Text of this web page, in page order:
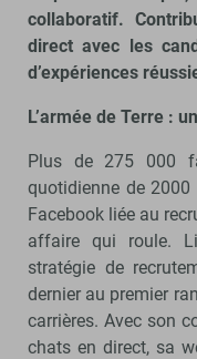
collaboratif.
direct avec les
d’expériences
L’armée de Terre :
Plus de 275 000
quotidienne de
Facebook liée au
affaire qui roule.
stratégie de
dernier au premier
carrières. Avec son
chats en direct, sa